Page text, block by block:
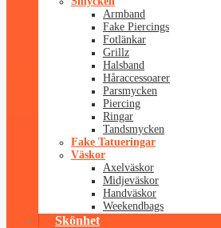
Armband
Fake Piercings
Fotlänkar
Grillz
Halsband
Håraccessoarer
Parsmycken
Piercing
Ringar
Tandsmycken
Fake Tatueringar
Väskor
Axelväskor
Midjeväskor
Handväskor
Weekendbags
Skönhet